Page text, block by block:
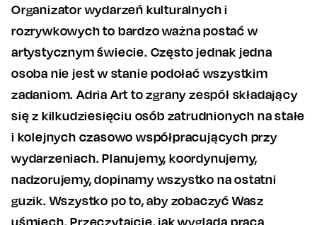
Organizator wydarzeń kulturalnych i
rozrywkowych to bardzo ważna postać w
artystycznym świecie. Często jednak jedna
osoba nie jest w stanie podołać wszystkim
zadaniom. Adria Art to zgrany zespół składający
się z kilkudziesięciu osób zatrudnionych na stałe
i kolejnych czasowo współpracujących przy
wydarzeniach. Planujemy, koordynujemy,
nadzorujemy, dopinamy wszystko na ostatni
guzik. Wszystko po to, aby zobaczyć Wasz
uśmiech. Przeczytajcie, jak wygląda praca